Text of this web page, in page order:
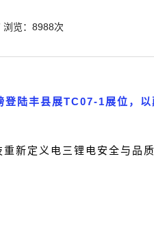
览：8988次
登陆丰县展TC07-1展位，
新定义电三锂电安全与品